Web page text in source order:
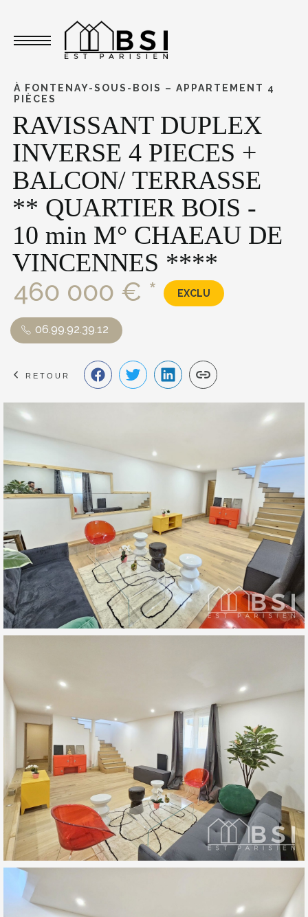
À FONTENAY-SOUS-BOIS – APPARTEMENT 4
PIÈCES
RAVISSANT DUPLEX
INVERSE 4 PIECES +
BALCON/ TERRASSE
** QUARTIER BOIS -
10 min M° CHAEAU DE
VINCENNES ****
460 000 € * EXCLU
06.99.92.39.12
RETOUR
Toggle navigation